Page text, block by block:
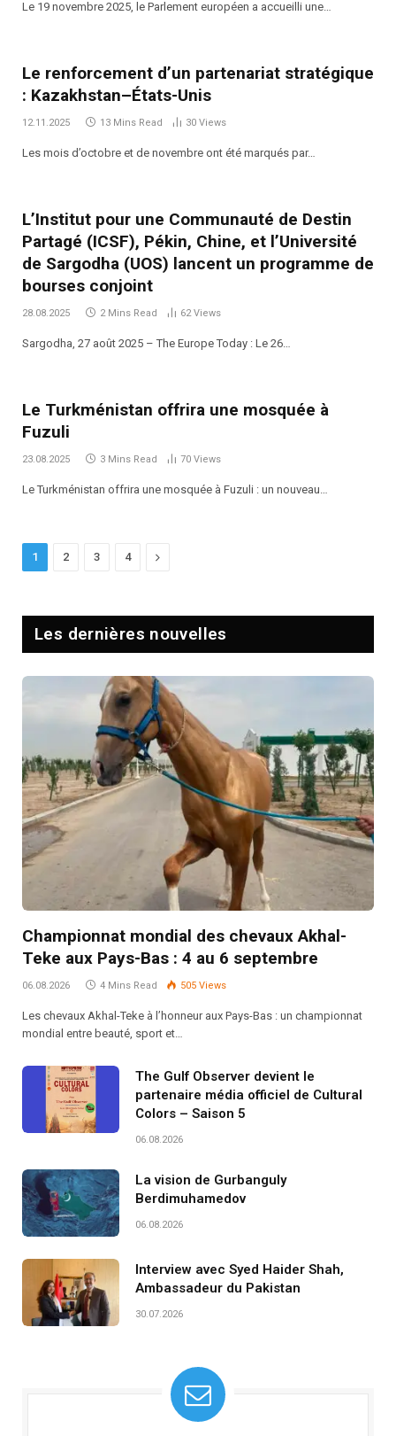
Le 19 novembre 2025, le Parlement européen a accueilli une…
Le renforcement d’un partenariat stratégique
: Kazakhstan–États-Unis
12.11.2025 13 Mins Read 30 Views
Les mois d’octobre et de novembre ont été marqués par…
L’Institut pour une Communauté de Destin
Partagé (ICSF), Pékin, Chine, et l’Université
de Sargodha (UOS) lancent un programme de
bourses conjoint
28.08.2025 2 Mins Read 62Views
Sargodha, 27 août 2025 – The Europe Today : Le 26…
Le Turkménistan offrira une mosquée à
Fuzuli
23.08.2025 3 Mins Read 70 Views
Le Turkménistan offrira une mosquée à Fuzuli : un nouveau…
1 2 3 4 Next
Les dernières nouvelles
Championnat mondial des chevaux Akhal-
Teke aux Pays-Bas : 4 au 6 septembre
06.08.2026 4 Mins Read 505 Views
Les chevaux Akhal-Teke à l’honneur aux Pays-Bas : un championnat
mondial entre beauté, sport et…
The Gulf Observer devient le
partenaire média officiel de Cultural
Colors – Saison 5
06.08.2026
La vision de Gurbanguly
Berdimuhamedov
06.08.2026
Interview avec Syed Haider Shah,
Ambassadeur du Pakistan
30.07.2026